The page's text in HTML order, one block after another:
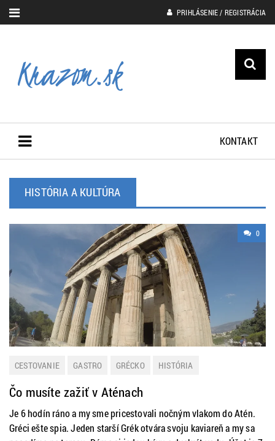
PRIHLÁSENIE / REGISTRÁCIA
KONTAKT
HISTÓRIA A KULTÚRA
0
CESTOVANIE GASTRO GRÉCKO
HISTÓRIA
HISTÓRIA A KULTÚRA
LETNÁ DOVOLENKA
Čo musíte zažiť v Aténach
Je 6 hodín ráno a my sme pricestovali nočným vlakom do Atén.
Gréci ešte spia. Jeden starší Grék otvára svoju kaviareň a my sa